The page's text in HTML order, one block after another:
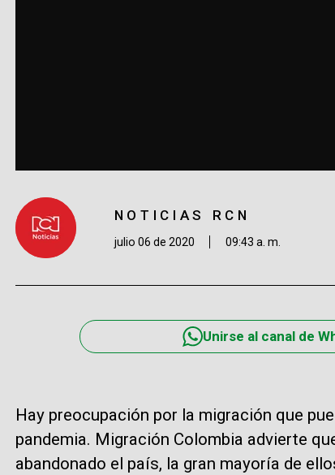
NOTICIAS RCN
julio 06 de 2020 09:43 a. m.
Unirse al canal de
Hay preocupación por la migración que
pandemia. Migración Colombia advierte
abandonado el país, la gran mayoría de